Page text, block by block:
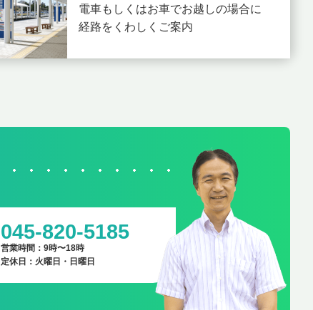
電車もしくはお車でお越しの場合に
経路をくわしくご案内
045-820-5185
営業時間：9時〜18時
定休日：火曜日・日曜日